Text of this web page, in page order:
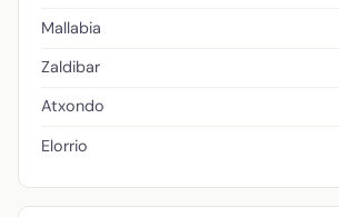
Mallabia
Zaldibar
Atxondo
Elorrio